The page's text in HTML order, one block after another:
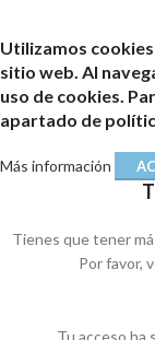
Utilizamos
sitio web. Al
uso de cookies.
apartado de
Más información
Tienes que tener
Por favor,